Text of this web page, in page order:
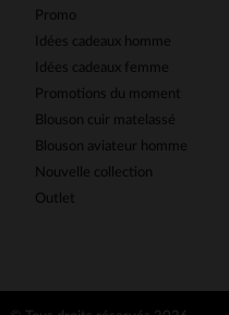
Promo
Idées cadeaux homme
Idées cadeaux femme
Promotions du moment
Blouson cuir matelassé
Blouson aviateur homme
Nouvelle collection
Outlet